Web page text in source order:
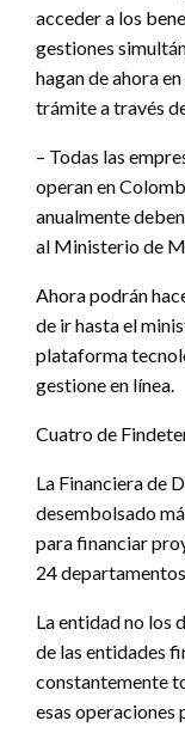
acceder a los
gestiones
hagan de ahora
trámite a través
– Todas las
operan en
anualmente
al Ministerio de
Ahora podrán
de ir hasta el
plataforma
gestione en línea.
Cuatro de
La Financiera de
desembolsado
para financiar
24
La entidad no los
de las entidades
constantemente
esas operaciones